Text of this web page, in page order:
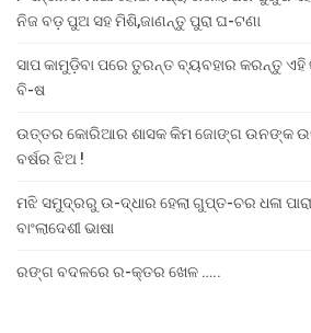
ନିଜ ବଡ଼ ପୁଅ ସହ ମିଶି,ଜାଣନ୍ତୁ ପୁରା ଘ-ଟଣା
ସାପ କାମୁଡ଼ିବା ପରେ ତୁରନ୍ତ ବ୍ୟବହାର କରନ୍ତୁ
ବି-ଷ
ଉତ୍ତର କୋରିଆର ଶାସକ କିମ ଜୋଙ୍ଗ ଉନଙ୍କ
ବର୍ଷର ଝିଅ !
ମଝି ସମୁଦ୍ରରୁ ଉ-ଦ୍ଧାର ହେଲା ଗୁପ୍ତ-ଚର ଧଳା ପାରା,
ବାଂଲାଦେଶୀ ଭାଷା
ରଙ୍ଗ ବଦଳରେ ର-କ୍ତର ଖେଳ …..